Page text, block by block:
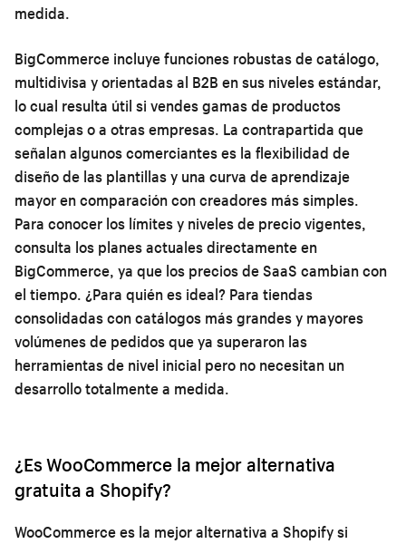
medida.
BigCommerce incluye funciones robustas de catálogo,
multidivisa y orientadas al B2B en sus niveles estándar,
lo cual resulta útil si vendes gamas de productos
complejas o a otras empresas. La contrapartida que
señalan algunos comerciantes es la flexibilidad de
diseño de las plantillas y una curva de aprendizaje
mayor en comparación con creadores más simples.
Para conocer los límites y niveles de precio vigentes,
consulta los planes actuales directamente en
BigCommerce, ya que los precios de SaaS cambian con
el tiempo. ¿Para quién es ideal? Para tiendas
consolidadas con catálogos más grandes y mayores
volúmenes de pedidos que ya superaron las
herramientas de nivel inicial pero no necesitan un
desarrollo totalmente a medida.
¿Es WooCommerce la mejor alternativa
gratuita a Shopify?
WooCommerce es la mejor alternativa a Shopify si